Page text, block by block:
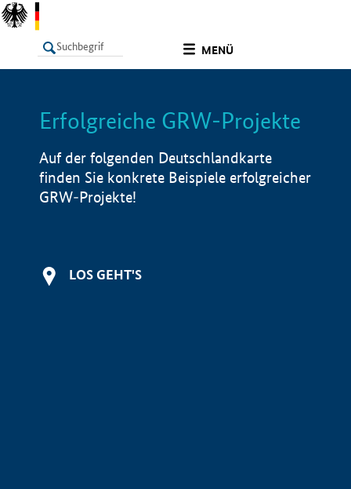
MENÜ
LISTE Info
Erfolgreiche GRW-Projekte
Auf der folgenden Deutschlandkarte
finden Sie konkrete Beispiele erfolgreicher
GRW-Projekte!
LOS GEHT'S